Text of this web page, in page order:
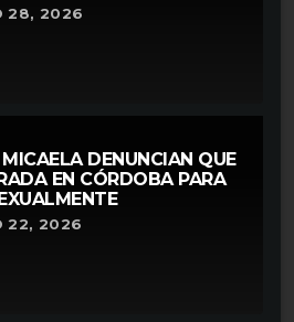
28, 2026
DENUNCIAN QUE
EN CÓRDOBA PARA
22, 2026